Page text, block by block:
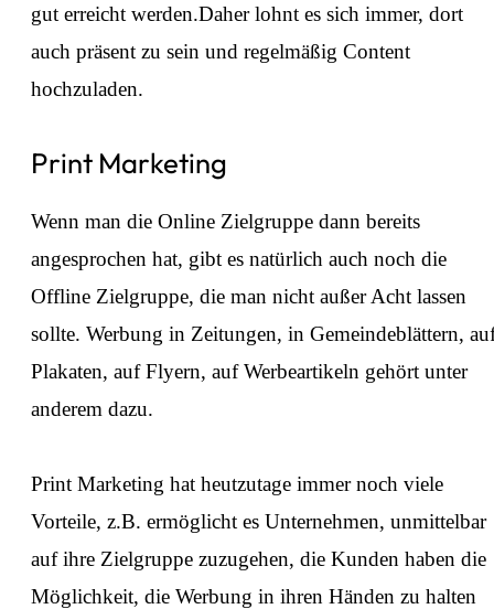
gut erreicht werden.Daher lohnt es sich immer, dort
auch präsent zu sein und regelmäßig Content
hochzuladen.
Print Marketing
Wenn man die Online Zielgruppe dann bereits
angesprochen hat, gibt es natürlich auch noch die
Offline Zielgruppe, die man nicht außer Acht lassen
sollte. Werbung in Zeitungen, in Gemeindeblättern,
Plakaten, auf Flyern, auf Werbeartikeln gehört unter
anderem dazu.
⁠Print Marketing hat heutzutage immer noch viele
Vorteile, z.B. ermöglicht es Unternehmen, unmittelbar
auf ihre Zielgruppe zuzugehen, die Kunden haben die
Möglichkeit, die Werbung in ihren Händen zu halten